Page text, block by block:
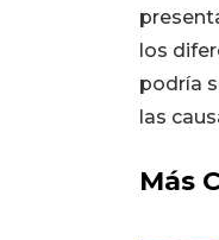
los
podría
las
Más